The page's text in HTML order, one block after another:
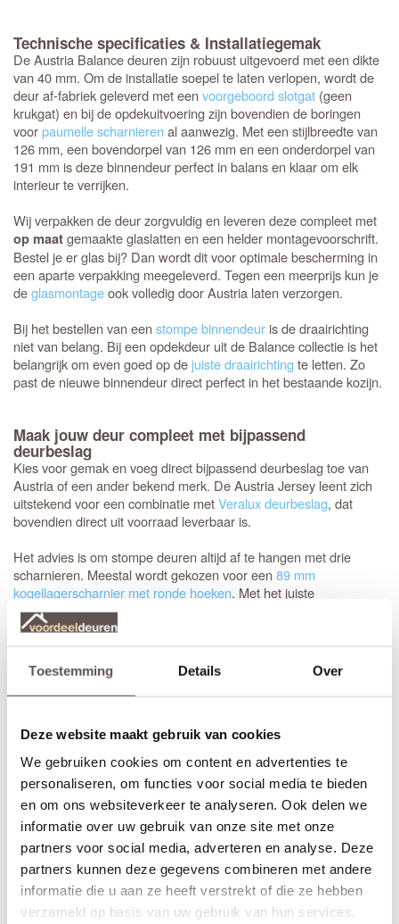
Toestemming Details Over
Deze website maakt gebruik van cookies
We gebruiken cookies om content en advertenties te
personaliseren, om functies voor social media te bieden
en om ons websiteverkeer te analyseren. Ook delen we
informatie over uw gebruik van onze site met onze
partners voor social media, adverteren en analyse. Deze
partners kunnen deze gegevens combineren met andere
informatie die u aan ze heeft verstrekt of die ze hebben
verzameld op basis van uw gebruik van hun services.
Technische specificaties & Installatiegemak
De Austria Balance deuren zijn robuust uitgevoerd met een dikte
van 40 mm. Om de installatie soepel te laten verlopen, wordt de
deur af-fabriek geleverd met eenvoorgeboord slotgat (geen
krukgat) en bij de opdekuitvoering zijn bovendien de boringen
voorpaumelle scharnieren al aanwezig. Met een stijlbreedte van
126 mm, een bovendorpel van 126 mm en een onderdorpel van
191 mm is deze binnendeur perfect in balans en klaar om elk
interieur te verrijken.
Wij verpakken de deur zorgvuldig en leveren deze compleet met
op maatgemaakte glaslatten en een helder montagevoorschrift.
Bestel je er glas bij? Dan wordt dit voor optimale bescherming in
een aparte verpakking meegeleverd. Tegen een meerprijs kun je
deglasmontageook volledig door Austria laten verzorgen.
Bij het bestellen van eenstompe binnendeur is de draairichting
niet van belang. Bij een opdekdeur uit de Balance collectie is het
belangrijk om even goed op de juiste draairichtingte letten. Zo
past de nieuwe binnendeur direct perfect in het bestaande kozijn.
Maak jouw deur compleet met bijpassend
deurbeslag
Kies voor gemak en voeg direct bijpassend deurbeslag toe van
Austria of een ander bekend merk. De Austria Jersey leent zich
uitstekend voor een combinatie metVeralux deurbeslag, dat
bovendien direct uit voorraad leverbaar is.
Het advies is om stompe deuren altijd af te hangen met drie
scharnieren. Meestal wordt gekozen voor een89 mm
kogellagerscharnier met ronde hoeken. Met het juiste
gereedschap, zoals een freesmal, worden deze uitsparingen snel
en vakkundig ingefreesd voor een strak resultaat.
Het is aan te raden om te kiezen voor een
tochtvaldorpeltussen
de hal en de woonkamer, zeker als de voordeur niet volledig
tochtvrij sluit. Voor slaapkamers is een valdorpel handig om geluid
gesloten deur vermindert; dit is de afweging bij de keuze voor een
tochtvaldorpel.
Inkorten of op maat bestellen?
Sluiten de standaardmaten net niet aan? Geen probleem.
Stompe Austria Balance deuren zijn aan alle vier de zijden tot 10
mm in te korten. Bij eenopdekdeuris inkorten vanwege de
opdekranden alleen mogelijk aan de onderzijde.
Voor een zorgeloze installatie is het aan te raden gebruik te